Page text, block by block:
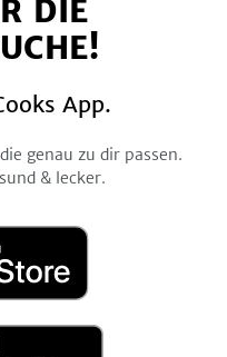
p
a
e
DIE
App.
genau zu dir passen.
& lecker.